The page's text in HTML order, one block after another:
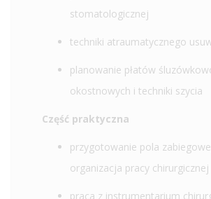
stomatologicznej
techniki atraumatycznego
planowanie płatów
okostnowych i techniki szycia
Część praktyczna
przygotowanie pola
organizacja pracy chirurgicznej
praca z instrumentarium